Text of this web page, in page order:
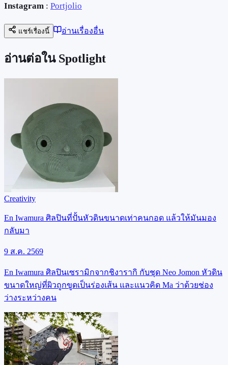
Instagram : Portjolio
แชร์เรื่องนี้ อ่านเรื่องอื่น
อ่านต่อใน Spotlight
Creativity
En Iwamura ศิลปินที่ปั้นหัวดินขนาดเท่าคนกอด แล้วให้มันมอง
กลับมา
9 ส.ค. 2569
En Iwamura ศิลปินเซรามิกจากชิงารากิ กับชุด Neo Jomon หัวดิน
ขนาดใหญ่ที่ผิวถูกขูดเป็นร่องเส้น และแนวคิด Ma ว่าด้วยช่อง
ว่างระหว่างคน